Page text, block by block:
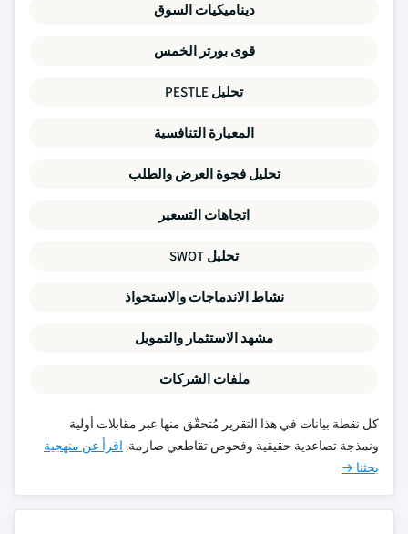
ديناميكيات السوق
قوى بورتر الخمس
تحليل PESTLE
المعيارة التنافسية
تحليل فجوة العرض والطلب
اتجاهات التسعير
تحليل SWOT
نشاط الاندماجات والاستحواذ
مشهد الاستثمار والتمويل
ملفات الشركات
كل نقطة بيانات في هذا التقرير مُتحقّق منها عبر مقابلات أولية
ونمذجة تصاعدية حقيقية وفحوص تقاطعي صارمة. اقرأ عن منهجية
بحثنا →